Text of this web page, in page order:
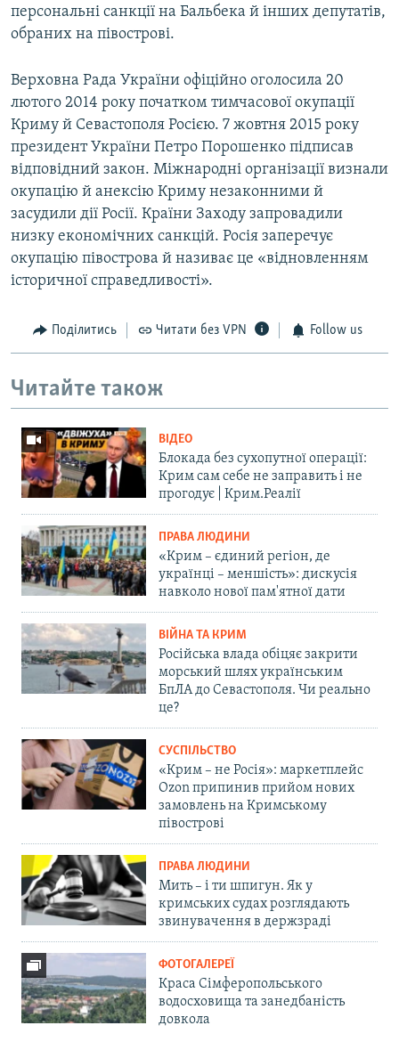
персональні санкції на Бальбека й інших депутатів,
обраних на півострові.
Верховна Рада України офіційно оголосила 20
лютого 2014 року початком тимчасової окупації
Криму й Севастополя Росією. 7 жовтня 2015 року
президент України Петро Порошенко підписав
відповідний закон. Міжнародні організації визнали
окупацію й анексію Криму незаконними й
засудили дії Росії. Країни Заходу запровадили
низку економічних санкцій. Росія заперечує
окупацію півострова й називає це «відновленням
історичної справедливості».
Поділитись Читати без VPN Follow us
Читайте також
ВІДЕО
Блокада без сухопутної операції:
Крим сам себе не заправить і не
прогодує | Крим.Реалії
ПРАВА ЛЮДИНИ
«Крим – єдиний регіон, де
українці – меншість»: дискусія
навколо нової пам'ятної дати
ВІЙНА ТА КРИМ
Російська влада обіцяє закрити
морський шлях українським
БпЛА до Севастополя. Чи реально
це?
СУСПІЛЬСТВО
«Крим – не Росія»: маркетплейс
Ozon припинив прийом нових
замовлень на Кримському
півострові
ПРАВА ЛЮДИНИ
Мить – і ти шпигун. Як у
кримських судах розглядають
звинувачення в держзраді
ФОТОГАЛЕРЕЇ
Краса Сімферопольського
водосховища та занедбаність
довкола